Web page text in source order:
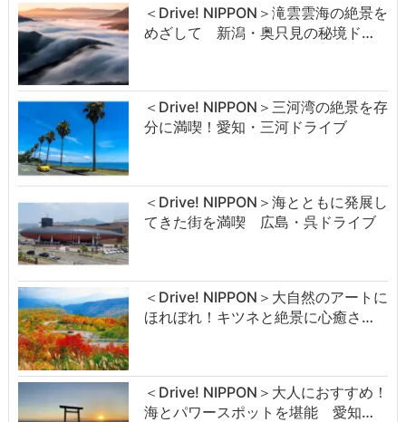
＜Drive! NIPPON＞滝雲雲海の絶景を
めざして 新潟・奥只見の秘境ド…
＜Drive! NIPPON＞三河湾の絶景を存
分に満喫！愛知・三河ドライブ
＜Drive! NIPPON＞海とともに発展し
てきた街を満喫 広島・呉ドライブ
＜Drive! NIPPON＞大自然のアートに
ほれぼれ！キツネと絶景に心癒さ…
＜Drive! NIPPON＞大人におすすめ！
海とパワースポットを堪能 愛知…